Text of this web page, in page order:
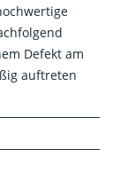
Defekt am
auftreten